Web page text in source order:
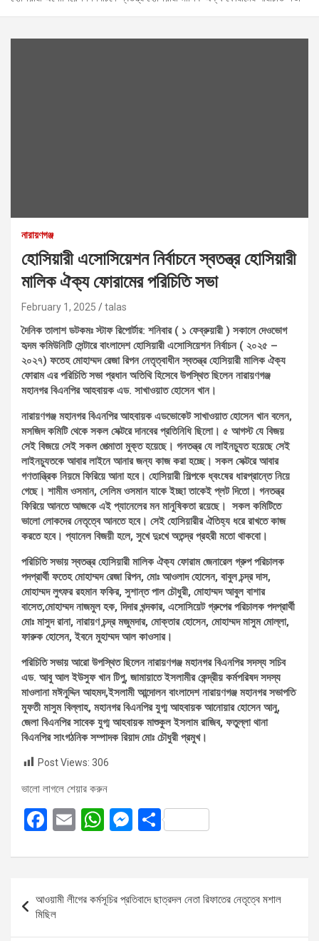
নারায়ণগঞ্জ
হোসিয়ারী এসোসিয়েশন নির্বাচনে স্বতন্ত্র হোসিয়ারী
মালিক ঐক্য ফোরামের পরিচিতি সভা
February 1, 2025 talas
দৈনিক তালাশ ডটকমঃ স্টাফ রিপোর্টার: শনিবার ( ১ ফেব্রুয়ারী ) সকালে দেওভোগ
হৃদম কমিউনিটি সেন্টারে বাংলাদেশ হোসিয়ারী এসোসিয়েশন নির্বাচন ( ২০২৫ –
২০২৭) ফতেহ মোহাম্মদ রেজা রিপন নেতৃত্বাধীন স্বতন্ত্র হোসিয়ারী মালিক ঐক্য
ফোরাম এর পরিচিতি সভা প্রধান অতিথি হিসেবে উপস্থিত ছিলেন নারায়ণগঞ্জ
মহানগর বিএনপির আহবায়ক এড. সাখাওয়াত হোসেন খান।
নারায়ণগঞ্জ মহানগর বিএনপির আহবায়ক এডভোকেট সাখাওয়াত হোসেন খান বলেন,
মসজিদ কমিটি থেকে সকল সেক্টরে দানবের প্রতিনিধি ছিলো। ৫ আগস্ট যে বিজয়
সেই বিজয়ে সেই সকল পেত্মাতা মুক্ত হয়েছে। গনতন্ত্র যে লাইনচ্যুত হয়েছে সেই
লাইনচ্যুতকে আবার লাইনে আনার জন্য কাজ করা হচ্ছে। সকল সেক্টরে আবার
গণতান্ত্রিক নিয়মে ফিরিয়ে আনা হবে। হোসিয়ারী শিল্পকে ধ্বংষের ধারপ্রান্তে নিয়ে
গেছে। শামীম ওসমান, সেলিম ওসমান যাকে ইচ্ছা তাকেই প্লট দিতো। গনতন্ত্র
ফিরিয়ে আনতে আজকে এই প্যানেলের মন মানুষিকতা রয়েছে। সকল কমিটিতে
ভালো লোকদের নেতৃত্বে আনতে হবে। সেই হোসিয়ারীর ঐতিহ্য ধরে রাখতে কাজ
করতে হবে। প্যানেল বিজয়ী হলে, সুখে দুঃখে অতন্দ্র প্রহরী মতো থাকবো।
পরিচিতি সভায় স্বতন্ত্র হোসিয়ারী মালিক ঐক্য ফোরাম জেনারেল গ্রুপ পরিচালক
পদপ্রার্থী ফতেহ মোহাম্মদ রেজা রিপন, মোঃ আওলাদ হোসেন, বাবুল চন্দ্র দাস,
মোহাম্মদ লুৎফর রহমান ফকির, সুশান্ত পাল চৌধুরী, মোহাম্মদ আবুল বাশার
বাসেত,মোহাম্মদ নাজমুল হক, দিদার খন্দকার, এসোসিয়েট গ্রুপের পরিচালক পদপ্রার্থী
মোঃ মাসুদ রানা, নারায়ণ চন্দ্র মজুমদার, মোক্তার হোসেন, মোহাম্মদ মাসুম মোল্লা,
ফারুক হোসেন, ইবনে মুহাম্মদ আল কাওসার।
পরিচিতি সভায় আরো উপস্থিত ছিলেন নারায়ণগঞ্জ মহানগর বিএনপির সদস্য সচিব
এড. আবু আল ইউসুফ খান টিপু, জামায়াতে ইসলামীর কেন্দ্রীয় কর্মপরিষদ সদস্য
মাওলানা মঈনুদ্দিন আহমদ,ইসলামী আন্দোলন বাংলাদেশ নারায়ণগঞ্জ মহানগর সভাপতি
মুফতী মাসুম বিল্লাহ, মহানগর বিএনপির যুগ্ম আহবায়ক আনোয়ার হোসেন আনু,
জেলা বিএনপির সাবেক যুগ্ম আহবায়ক মাশুকুল ইসলাম রাজিব, ফতুল্লা থানা
বিএনপির সাংগঠনিক সম্পাদক রিয়াদ মোঃ চৌধুরী প্রমুখ।
Post Views: 306
ভালো লাগলে শেয়ার করুন
F
ce
b
o
o
E
ail
W
at
s
A
p
M
se
n
g
er
S
ar
navigation
আওয়ামী লীগের কর্মসূচির প্রতিবাদে ছাত্রদল নেতা রিফাতের নেতৃত্বে মশাল
মিছিল